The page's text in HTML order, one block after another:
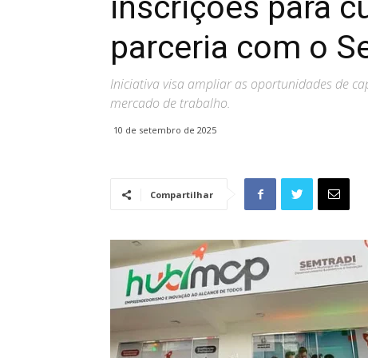
parceria com o
Iniciativa visa ampliar as oportunidades de
mercado de trabalho.
10 de setembro de 2025
Compartilhar